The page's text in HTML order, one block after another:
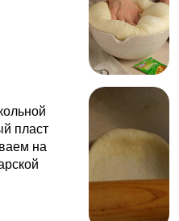
пласт
на